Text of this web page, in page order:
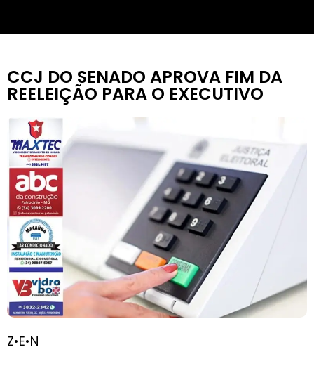
CCJ DO SENADO APROVA FIM DA
REELEIÇÃO PARA O EXECUTIVO
Z•E•N